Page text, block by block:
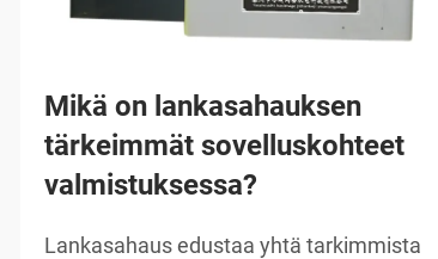
Mikä on lankasahauksen
tärkeimmät sovelluskohteet
valmistuksessa?
Lankasahaus edustaa yhtä tarkimmista